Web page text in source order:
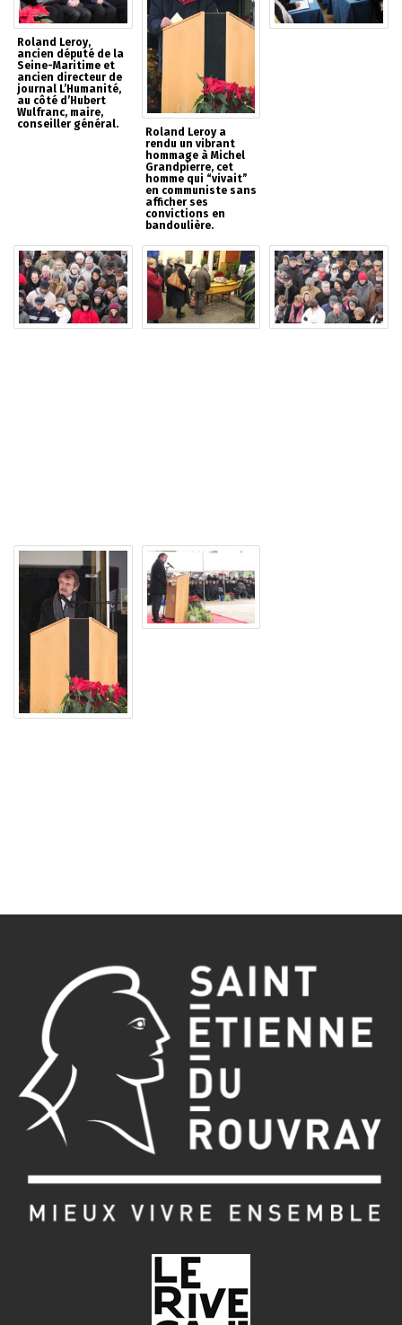
Roland Leroy,
ancien député de la
Seine-Maritime et
ancien directeur de
journal L’Humanité,
au côté d’Hubert
Wulfranc, maire,
conseiller général.
Roland Leroy a
rendu un vibrant
hommage à Michel
Grandpierre, cet
homme qui “vivait”
en communiste sans
afficher ses
convictions en
bandoulière.